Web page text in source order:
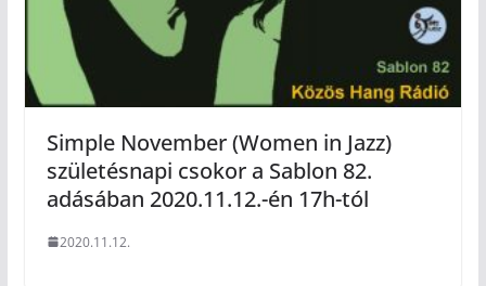
Simple November (Women in Jazz)
születésnapi csokor a Sablon 82.
adásában 2020.11.12.-én 17h-tól
2020.11.12.